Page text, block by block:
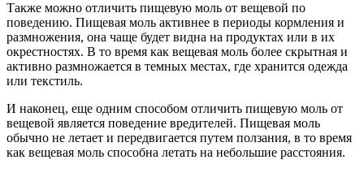
Также можно отличить пищевую моль от вещевой по
поведению. Пищевая моль активнее в периоды кормления и
размножения, она чаще будет видна на продуктах или в их
окрестностях. В то время как вещевая моль более скрытная и
активно размножается в темных местах, где хранится одежда
или текстиль.
И наконец, еще одним способом отличить пищевую моль от
вещевой является поведение вредителей. Пищевая моль
обычно не летает и передвигается путем ползания, в то время
как вещевая моль способна летать на небольшие расстояния.